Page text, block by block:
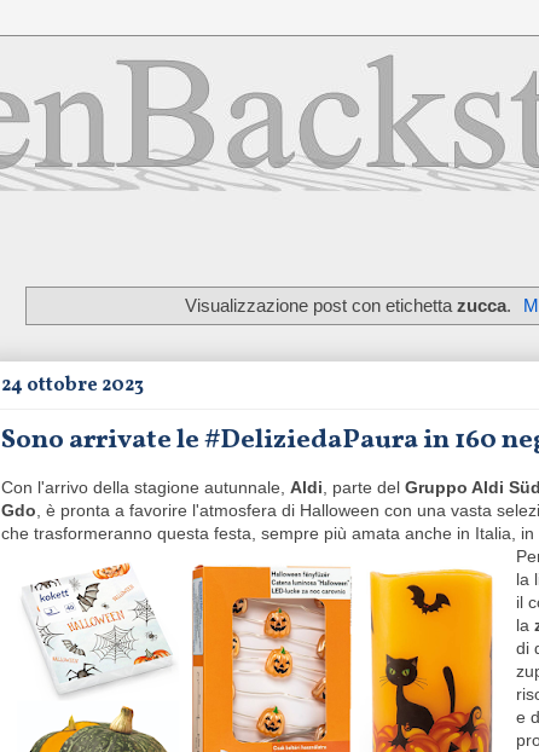
Visualizzazione post con etichetta zucca.
24 ottobre 2023
Sono arrivate le #DeliziedaPaura in 160
Con l'arrivo della stagione autunnale, Aldi, parte del Gruppo Aldi Süd
Gdo, è pronta a favorire l'atmosfera di Halloween con una vasta
che trasformeranno questa festa, sempre più amata anche in Italia,
la
il
la
di
e